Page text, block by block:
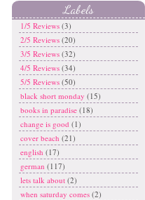
Labels
1/5 Reviews (3)
2/5 Reviews (20)
3/5 Reviews (32)
4/5 Reviews (34)
5/5 Reviews (50)
black short monday (15)
books in paradise (18)
change is good (1)
cover beach (21)
english (17)
german (117)
lets talk about (2)
when saturday comes (2)